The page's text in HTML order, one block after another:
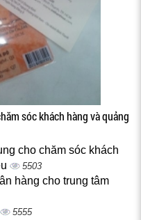
sóc khách hàng và quảng
cho chăm sóc khách
5503
hàng cho trung tâm
5555